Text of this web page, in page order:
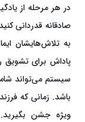
در هر مرحله از
صادقانه قدردانی
به تلاش‌هایشان
پاداش برای تشویق
سیستم می‌تواند
باشد. زمانی که
ویژه جشن بگیرید.